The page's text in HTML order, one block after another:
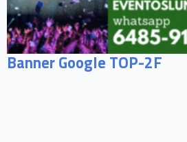
Banner Google TOP-2F